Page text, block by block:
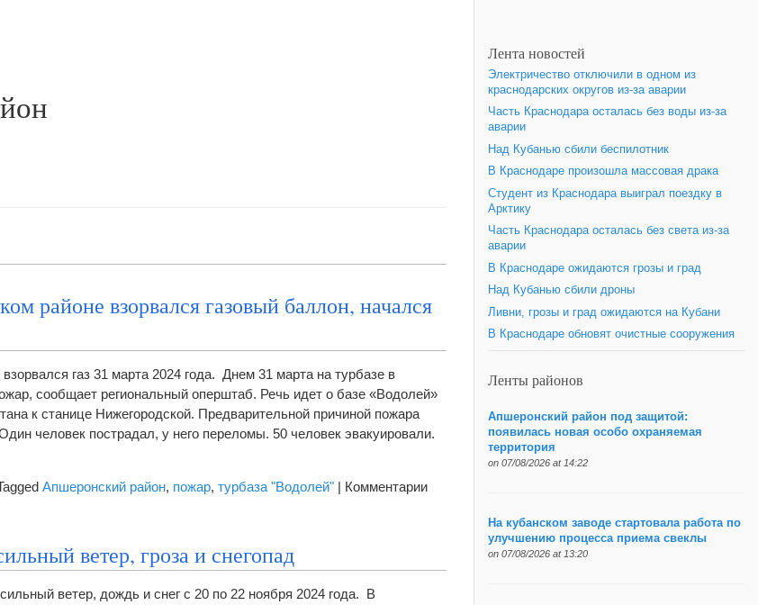
районе взорвался газовый баллон, начался
газ 31 марта 2024 года. Днем 31 марта на турбазе в
сообщает региональный оперштаб. Речь идет о базе «Водолей»
к станице Нижегородской. Предварительной причиной пожара
человек пострадал, у него переломы. 50 человек эвакуировали.
Апшеронский район, пожар, турбаза "Водолей" | Комментариик
ветер, гроза и снегопад
ветер, дождь и снег с 20 по 22 ноября 2024 года. В
Лента новостей
Электричество отключили в одном из
краснодарских округов из-за аварии
Часть Краснодара осталась без воды из-за
аварии
Над Кубанью сбили беспилотник
В Краснодаре произошла массовая драка
Студент из Краснодара выиграл поездку в
Арктику
Часть Краснодара осталась без света из-за
аварии
В Краснодаре ожидаются грозы и град
Над Кубанью сбили дроны
Ливни, грозы и град ожидаются на Кубани
В Краснодаре обновят очистные сооружения
Ленты районов
Апшеронский район под защитой:
появилась новая особо охраняемая
территория
on 07/08/2026 at 14:22
На кубанском заводе стартовала работа по
улучшению процесса приема свеклы
on 07/08/2026 at 13:20